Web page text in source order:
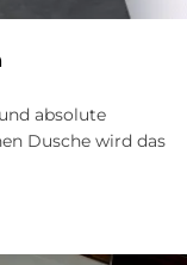
absolute
Dusche wird das